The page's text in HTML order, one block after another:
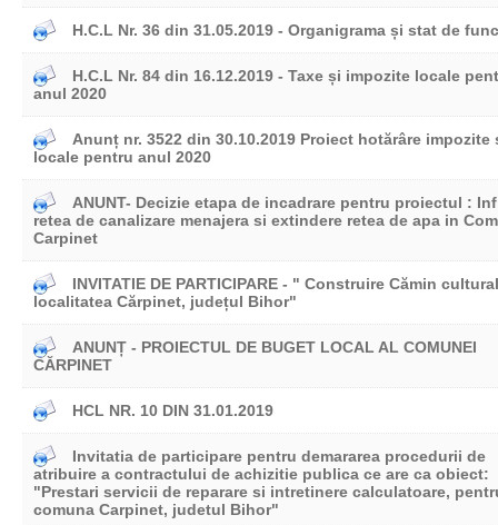
H.C.L Nr. 36 din 31.05.2019 - Organigrama și stat de
H.C.L Nr. 84 din 16.12.2019 - Taxe și impozite locale
anul 2020
Anunț nr. 3522 din 30.10.2019 Proiect hotărâre impozite
locale pentru anul 2020
ANUNT- Decizie etapa de incadrare pentru proiectul :
retea de canalizare menajera si extindere retea de apa in
Carpinet
INVITATIE DE PARTICIPARE - " Construire Cămin
localitatea Cărpinet, județul Bihor"
ANUNȚ - PROIECTUL DE BUGET LOCAL AL COMUNEI
CĂRPINET
HCL NR. 10 DIN 31.01.2019
Invitatia de participare pentru demararea procedurii de
atribuire a contractului de achizitie publica ce are ca obiect:
"Prestari servicii de reparare si intretinere calculatoare,
comuna Carpinet, judetul Bihor"